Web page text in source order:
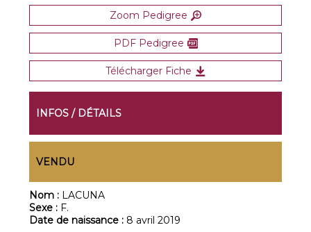
Zoom Pedigree
PDF Pedigree
Télécharger Fiche
INFOS / DÉTAILS
VENDU
Nom : LACUNA
Sexe : F.
Date de naissance : 8 avril 2019